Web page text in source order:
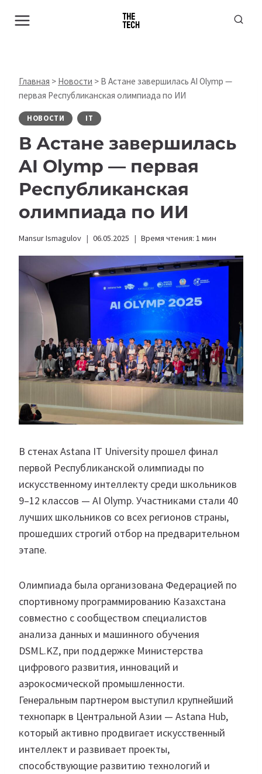
Главная > Новости > В Астане завершилась AI Olymp —
первая Республиканская олимпиада по ИИ
НОВОСТИ IT
В Астане завершилась
AI Olymp — первая
Республиканская
олимпиада по ИИ
Mansur Ismagulov 06.05.2025 Время чтения: 1 мин
В стенах Astana IT University прошел финал
первой Республиканской олимпиады по
искусственному интеллекту среди школьников
9–12 классов — AI Olymp. Участниками стали 40
лучших школьников со всех регионов страны,
прошедших строгий отбор на предварительном
этапе.
Олимпиада была организована Федерацией по
спортивному программированию Казахстана
совместно с сообществом специалистов
анализа данных и машинного обучения
DSML.KZ, при поддержке Министерства
цифрового развития, инноваций и
аэрокосмической промышленности.
Генеральным партнером выступил крупнейший
технопарк в Центральной Азии — Astana Hub,
который активно продвигает искусственный
интеллект и развивает проекты,
способствующие развитию технологий и